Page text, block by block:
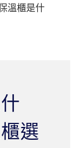
溫櫃是什
選